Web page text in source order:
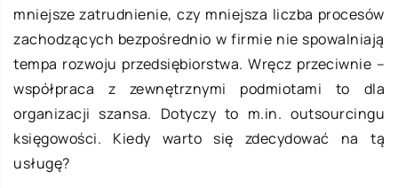
mniejsze zatrudnienie, czy mniejsza liczba procesów
zachodzących bezpośrednio w firmie nie spowalniają
tempa rozwoju przedsiębiorstwa. Wręcz przeciwnie –
współpraca z zewnętrznymi podmiotami to dla
organizacji szansa. Dotyczy to m.in. outsourcingu
księgowości. Kiedy warto się zdecydować na tą
usługę?